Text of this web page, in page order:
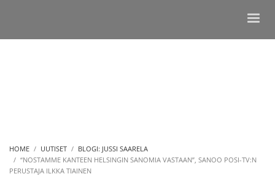
HOME UUTISET
BLOGI: JUSSI SAARELA
“NOSTAMME KANTEEN HELSINGIN SANOMIA VASTAAN”, SANOO POSI-TV:N
PERUSTAJA ILKKA TIAINEN